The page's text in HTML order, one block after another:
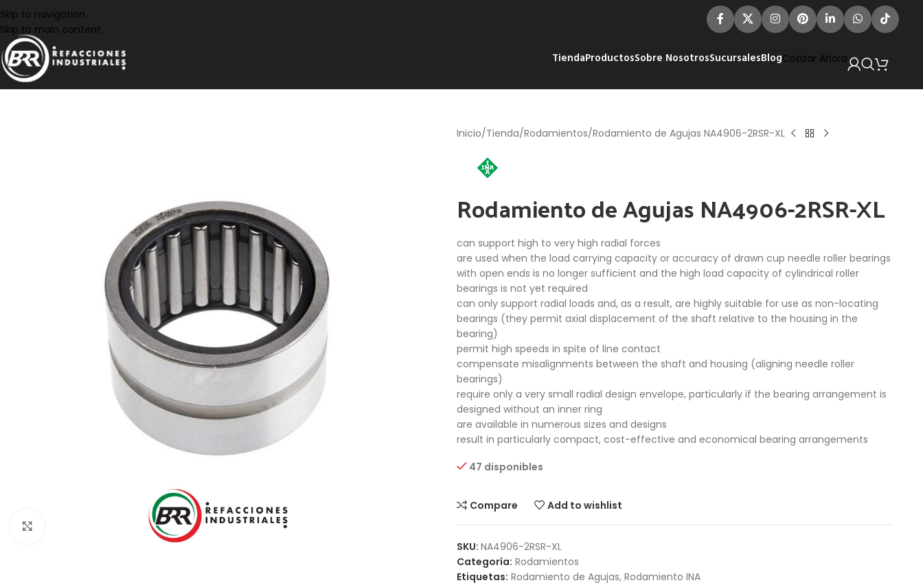
Skip to navigation
Skip to main content
TiendaProductosSobre NosotrosSucursalesBlogCotizar Ahora
Inicio Tienda Rodamientos Rodamiento de Agujas NA4906-2RSR-XL
Rodamiento de Agujas NA4906-2RSR-XL
can support high to very high radial forces
are used when the load carrying capacity or accuracy of drawn cup needle roller bearings
with open ends is no longer sufficient and the high load capacity of cylindrical roller
bearings is not yet required
can only support radial loads and, as a result, are highly suitable for use as non-locating
bearings (they permit axial displacement of the shaft relative to the housing in the
bearing)
permit high speeds in spite of line contact
compensate misalignments between the shaft and housing (aligning needle roller
bearings)
require only a very small radial design envelope, particularly if the bearing arrangement is
designed without an inner ring
are available in numerous sizes and designs
result in particularly compact, cost-effective and economical bearing arrangements
47 disponibles
Compare Add to wishlist
SKU: NA4906-2RSR-XL
Categoría: Rodamientos
Etiquetas: Rodamiento de Agujas, Rodamiento INA